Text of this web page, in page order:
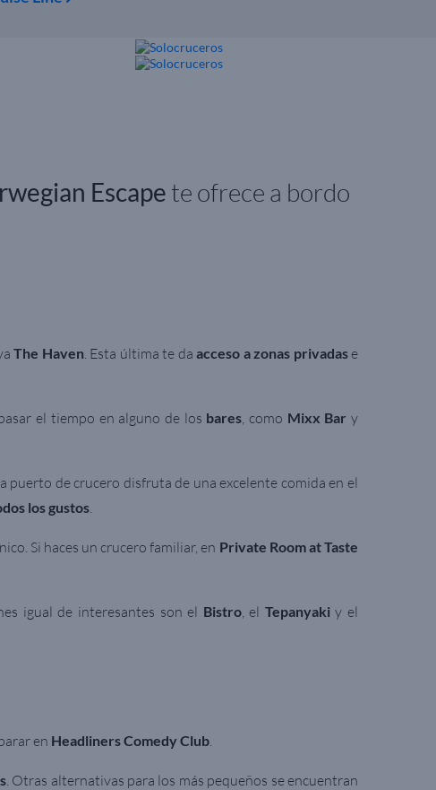
Escape te ofrece a bordo
The Haven. Esta última te daacceso a zonas privadase
el tiempo en alguno de los bares, como Mixx Bar y
puerto de crucero disfruta de una excelente comida en el
los gustos.
Si haces un crucero familiar, en Private Room at Taste
igual de interesantes son el Bistro, el Tepanyakiy el
en Headliners Comedy Club.
. Otras alternativas para los más pequeños se encuentran